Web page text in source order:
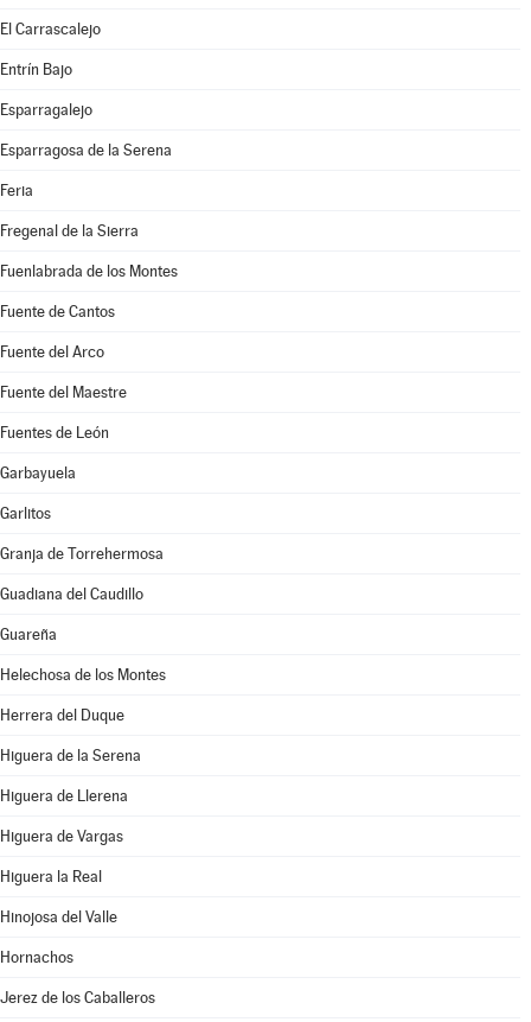
El Carrascalejo
Entrín Bajo
Esparragalejo
Esparragosa de la Serena
Feria
Fregenal de la Sierra
Fuenlabrada de los Montes
Fuente de Cantos
Fuente del Arco
Fuente del Maestre
Fuentes de León
Garbayuela
Garlitos
Granja de Torrehermosa
Guadiana del Caudillo
Guareña
Helechosa de los Montes
Herrera del Duque
Higuera de la Serena
Higuera de Llerena
Higuera de Vargas
Higuera la Real
Hinojosa del Valle
Hornachos
Jerez de los Caballeros